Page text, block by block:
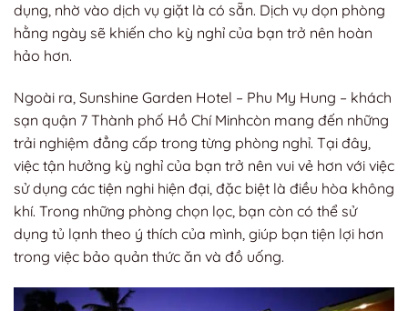
dụng, nhờ vào dịch vụ giặt là có sẵn. Dịch vụ dọn phòng
hằng ngày sẽ khiến cho kỳ nghỉ của bạn trở nên hoàn
hảo hơn.
Ngoài ra, Sunshine Garden Hotel – Phu My Hung – khách
sạn quận 7 Thành phố Hồ Chí Minhcòn mang đến những
trải nghiệm đẳng cấp trong từng phòng nghỉ. Tại đây,
việc tận hưởng kỳ nghỉ của bạn trở nên vui vẻ hơn với việc
sử dụng các tiện nghi hiện đại, đặc biệt là điều hòa không
khí. Trong những phòng chọn lọc, bạn còn có thể sử
dụng tủ lạnh theo ý thích của mình, giúp bạn tiện lợi hơn
trong việc bảo quản thức ăn và đồ uống.